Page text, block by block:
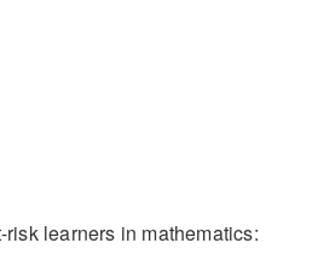
learners in mathematics: